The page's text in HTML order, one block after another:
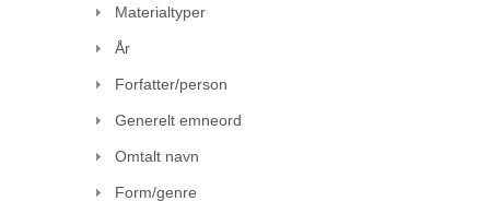
Materialtyper
År
Forfatter/person
Generelt emneord
Omtalt navn
Form/genre